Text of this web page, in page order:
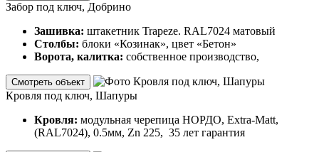
Забор под ключ, Добрино
Зашивка: штакетник Trapeze. RAL7024 матовый
Столбы: блоки «Козинак», цвет «Бетон»
Ворота, калитка: собственное производство,
Смотреть объект
Кровля под ключ, Шапуры
Кровля: модульная черепица НОРДО, Extra-Matt,
(RAL7024), 0.5мм, Zn 225, 35 лет гарантия